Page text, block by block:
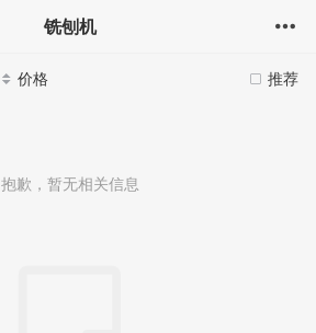
铣刨机
推荐
价格
抱歉，暂无相关信息